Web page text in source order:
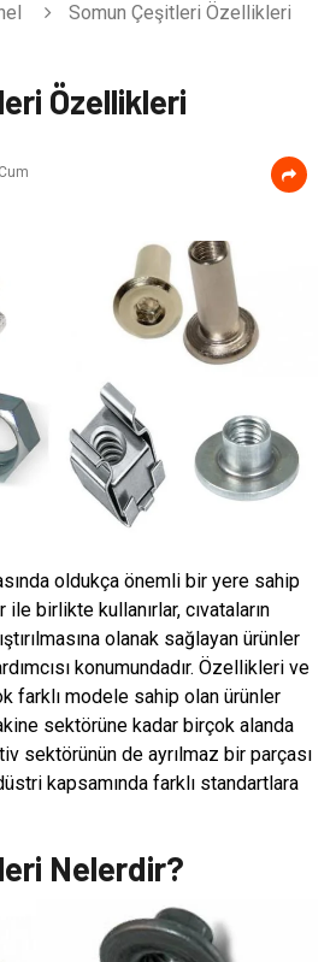
Somun Çeşitleri Özellikleri
Özellikleri
oldukça önemli bir yere sahip
birlikte kullanırlar, cıvataların
olanak sağlayan ürünler
konumundadır. Özellikleri ve
farklı modele sahip olan ürünler
sektörüne kadar birçok alanda
sektörünün de ayrılmaz bir parçası
kapsamında farklı standartlara
Nelerdir?